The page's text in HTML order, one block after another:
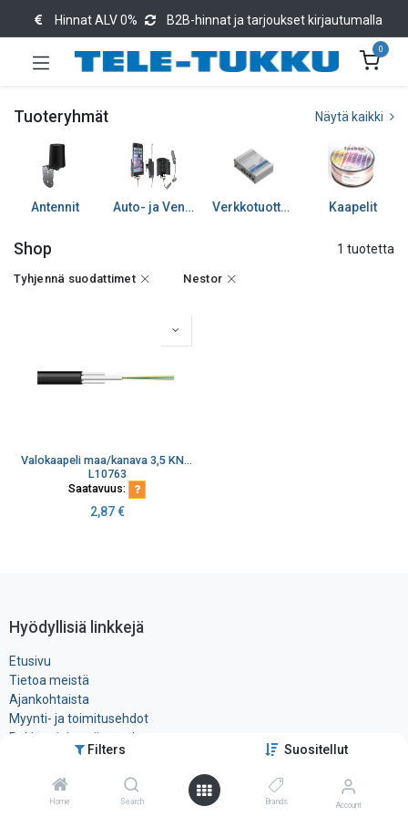
Filters Suositellut
Home Search Brands Account
Hinnat ALV 0% B2B-hinnat ja tarjoukset kirjautumalla
0
Tuoteryhmät Näytä kaikki
Antennit Auto- ja Venetarvikkeet Verkkotuotteet Kaapelit
Shop 1 tuotetta
Tyhjennä suodattimet Nestor
Valokaapeli maa/kanava 3,5 KN FYO2RMU 12xSML metalliton
L10763
Saatavuus:
2,87€
Hyödyllisiä linkkejä
Etusivu
Tietoa meistä
Ajankohtaista
Myynti- ja toimitusehdot
Rekisteri- ja ​evästeseloste
Ota yhteyttä